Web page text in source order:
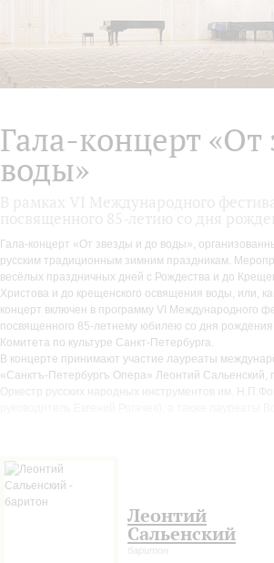
Гала-концерт
воды»
Гала-концерт «От звезды и до воды»,
русским традиционным зимним праздникам.
весёлых праздничных дней с Рождества и до
Христова и до крещенского освящения воды, или,
концерт включен в программу VI Международного
посвященного 85-летнему юбилею со дня
Комитета по культуре Санкт-Петербурга.
В концерте принимают участие лауреаты
«Санктъ-Петербургъ Опера» Леонтий
Оркестр русских народных инструментов им.
инструментальная музыка Римского-Корсакова,
других русских композиторов-классиков и
В фойе Малого зала пройдет выставка детского
искусств Красносельского района Санкт-
Леонтий
Сальенский
баритон